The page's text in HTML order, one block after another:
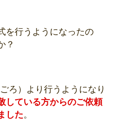
を行うようになったの
？
ろ）より行うようになり
している方からのご依頼
した。